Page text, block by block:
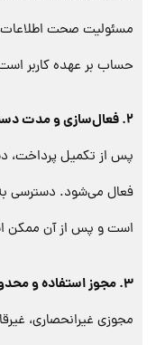
مسئولیت صحت اطلاعات
حساب بر عهده کاربر
2. فعال‌سازی و مدت دسترسی
پس از تکمیل پرداخت،
است و پس از آن ممکن
3. مجوز استفاده و محدودیت‌ها
مجوزی غیرانحصاری،